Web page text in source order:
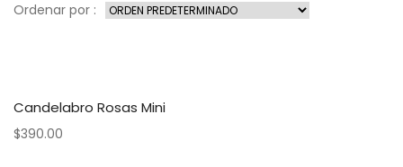
Ordenar por :
Candelabro Rosas Mini
$390.00